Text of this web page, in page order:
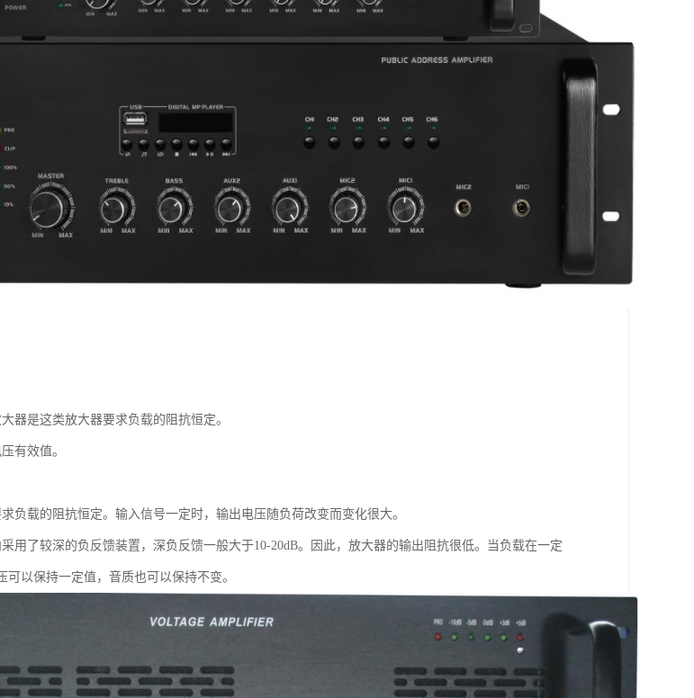
器是这类放大器要求负载的阻抗恒定。
有效值。
负载的阻抗恒定。输入信号一定时，输出电压随负荷改变而变化很大。
用了较深的负反馈装置，深负反馈一般大于10-20dB。因此，放大器的输出阻抗很低。当负载在一定
以保持一定值，音质也可以保持不变。